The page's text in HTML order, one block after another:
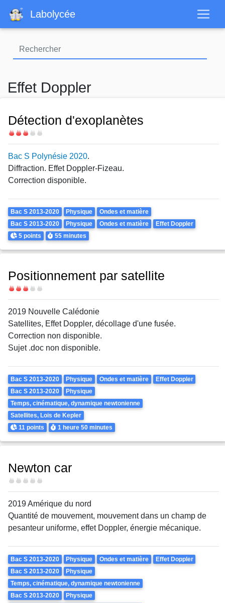
contenu
Labolycée
Effet Doppler
Détection d'exoplanètes
Difficulté
Bac S Polynésie 2020.
Diffraction. Effet Doppler-Fizeau.
Correction disponible.
Theme
Bac S 2013-2020 Physique
Ondes et matière
Bac S 2013-2020
Physique Ondes et matière Effet Doppler
Points
5 points Durée
55 minutes
Positionnement par satellite
Difficulté
2019 Nouvelle Calédonie
Satellites, Effet Doppler, décollage d'une fusée.
Correction non disponible.
Sujet .doc non disponible.
Theme
Bac S 2013-2020 Physique Ondes et matière
Effet Doppler
Bac S 2013-2020
Physique
Temps, cinématique, dynamique newtonienne
Satellites, Lois de Kepler
Points
11 points Durée
1 heure50 minutes
Newton car
Difficulté
2019 Amérique du nord
Quantité de mouvement, mouvement dans un champ de
pesanteur uniforme, effet Doppler, énergie mécanique.
Theme
Bac S 2013-2020 Physique Ondes et matière
Effet Doppler
Bac S 2013-2020
Physique
Temps, cinématique, dynamique newtonienne
Bac S 2013-2020
Physique